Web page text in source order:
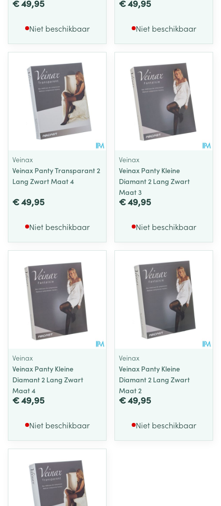
€ 49,95
Niet beschikbaar
€ 49,95
Niet beschikbaar
Veinax
Veinax Panty Transparant 2
Lang Zwart Maat 4
€ 49,95
Niet beschikbaar
Veinax
Veinax Panty Kleine
Diamant 2 Lang Zwart
Maat 3
€ 49,95
Niet beschikbaar
Veinax
Veinax Panty Kleine
Diamant 2 Lang Zwart
Maat 4
€ 49,95
Niet beschikbaar
Veinax
Veinax Panty Kleine
Diamant 2 Lang Zwart
Maat 2
€ 49,95
Niet beschikbaar